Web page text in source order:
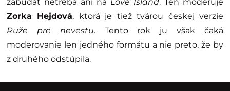
Zorka Hejdová, ktorá je tiež tvárou českej verzie
Ruže pre nevestu. Tento rok ju však čaká
moderovanie len jedného formátu a nie preto, že by
z druhého odstúpila.